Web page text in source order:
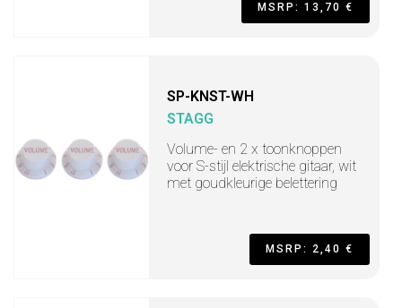
MSRP: 13,70 €
SP-KNST-WH
STAGG
Volume- en 2 x toonknoppen
voor S-stijl elektrische gitaar, wit
met goudkleurige belettering
MSRP: 2,40 €